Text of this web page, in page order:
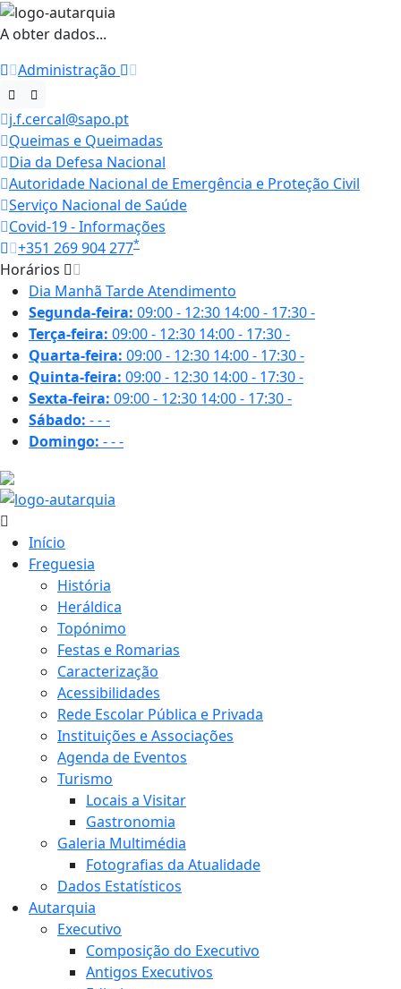
A obter dados...
Administração
j.f.cercal@sapo.pt
Queimas e Queimadas
Dia da Defesa Nacional
Autoridade Nacional de Emergência e Proteção Civil
Serviço Nacional de Saúde
Covid-19 - Informações
+351 269 904 277*
Horários
Dia Manhã TardeAtendimento
Segunda-feira: 09:00 - 12:30 14:00 - 17:30-
Terça-feira: 09:00 - 12:30 14:00 - 17:30-
Quarta-feira: 09:00 - 12:30 14:00 - 17:30-
Quinta-feira: 09:00 - 12:30 14:00 - 17:30-
Sexta-feira: 09:00 - 12:30 14:00 - 17:30-
Sábado: ---
Domingo: ---
Início
Freguesia
História
Heráldica
Topónimo
Festas e Romarias
Caracterização
Acessibilidades
Rede Escolar Pública e Privada
Instituições e Associações
Agenda de Eventos
Turismo
Locais a Visitar
Gastronomia
Galeria Multimédia
Fotografias da Atualidade
Dados Estatísticos
Autarquia
Executivo
Composição do Executivo
Antigos Executivos